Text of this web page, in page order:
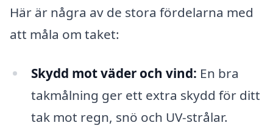
Här är några av de stora fördelarna med
att måla om taket:
Skydd mot väder och vind: En bra
takmålning ger ett extra skydd för ditt
tak mot regn, snö och UV-strålar.